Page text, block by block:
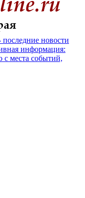
новости
информация:
с места событий,